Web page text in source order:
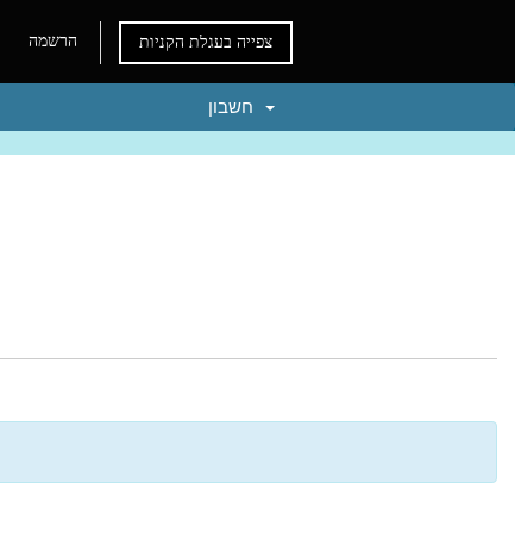
הרשמה צפייה בעגלת הקניות